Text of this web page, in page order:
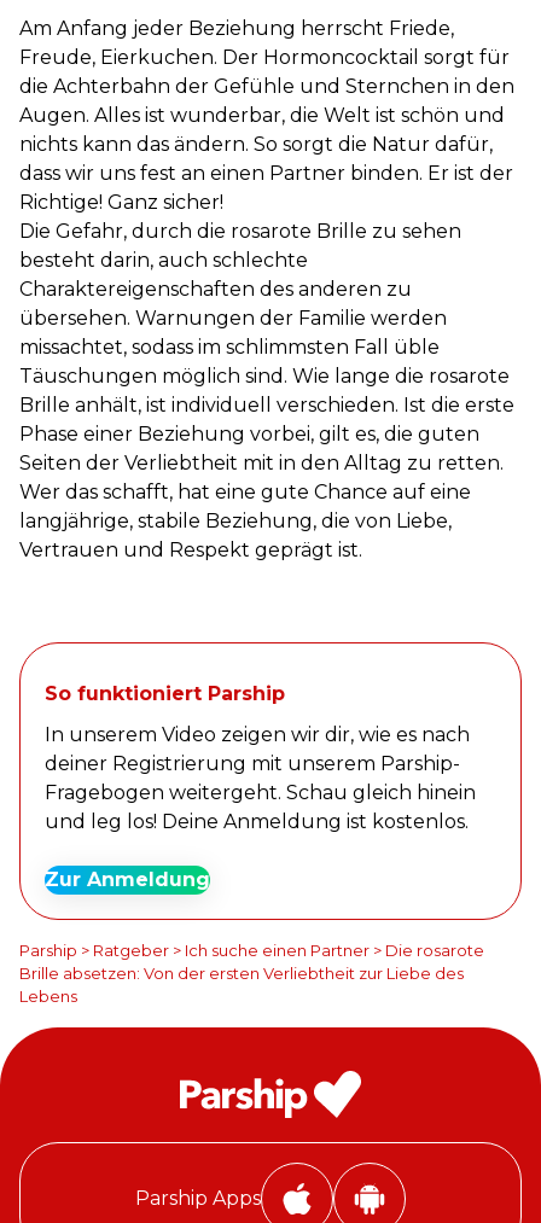
Am Anfang jeder Beziehung herrscht Friede,
Freude, Eierkuchen. Der Hormoncocktail sorgt für
die Achterbahn der Gefühle und Sternchen in den
Augen. Alles ist wunderbar, die Welt ist schön und
nichts kann das ändern. So sorgt die Natur dafür,
dass wir uns fest an einen Partner binden. Er ist der
Richtige! Ganz sicher!
Die Gefahr, durch die rosarote Brille zu sehen
besteht darin, auch schlechte
Charaktereigenschaften des anderen zu
übersehen. Warnungen der Familie werden
missachtet, sodass im schlimmsten Fall üble
Täuschungen möglich sind. Wie lange die rosarote
Brille anhält, ist individuell verschieden. Ist die erste
Phase einer Beziehung vorbei, gilt es, die guten
Seiten der Verliebtheit mit in den Alltag zu retten.
Wer das schafft, hat eine gute Chance auf eine
langjährige, stabile Beziehung, die von Liebe,
Vertrauen und Respekt geprägt ist.
So funktioniert Parship
In unserem Video zeigen wir dir, wie es nach
deiner Registrierung mit unserem Parship-
Fragebogen weitergeht. Schau gleich hinein
und leg los! Deine Anmeldung ist kostenlos.
Zur Anmeldung
Parship > Ratgeber > Ich suche einen Partner > Die rosarote
Brille absetzen: Von der ersten Verliebtheit zur Liebe des
Lebens
Parship Apps